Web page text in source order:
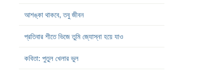
আশঙ্কা থাকবে, তবু জীবন
প্রতিবার শীতে ভিজে তুমি জ্যোস্না হয়ে যাও
কবিতা: পুতুল খেলার ভুল